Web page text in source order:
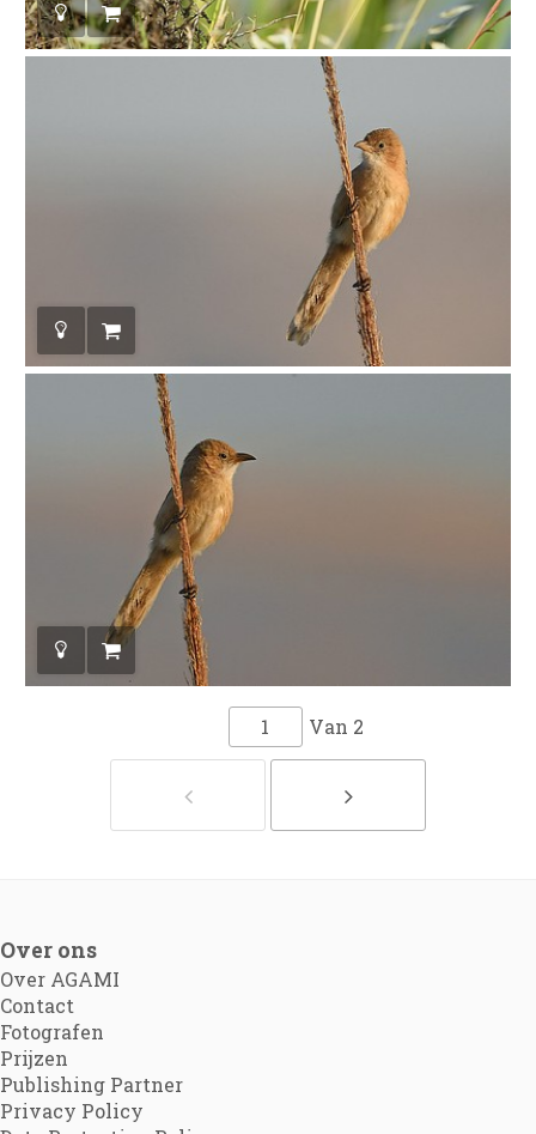
Van 2
Over ons
Over AGAMI
Contact
Fotografen
Prijzen
Publishing Partner
Privacy Policy